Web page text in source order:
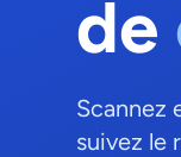
de
Scannez
suivez le